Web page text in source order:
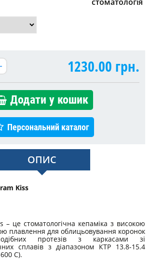
1230.00 грн.
Додати у кошик
Персональний каталог
ОПИС
Kiss
– це стоматологічна кепаміка з високою
плавлення для облицьовування коронок
протезів з каркасами зі
сплавів з діапазоном КТР 13.8-15.4
С).